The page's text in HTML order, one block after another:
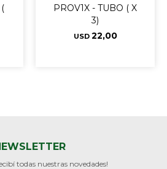
PROV1X - TUBO ( X
3)
USD 22,00
todas nuestras novedades!